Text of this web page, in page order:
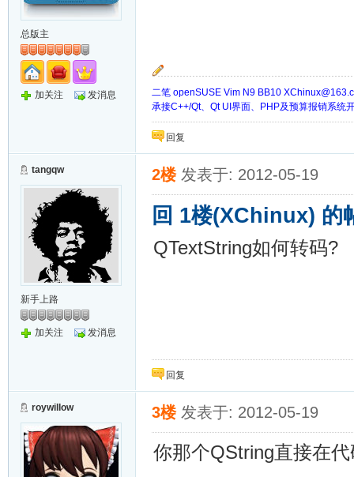
总版主
加关注 发消息 二笔 openSUSE Vim N9 BB10
承接C++/Qt、Qt UI界面、PHP及预算报销系统
回复
tangqw
新手上路
加关注 发消息
2楼 发表于: 2012-05-19
回 1楼(XChinux) 的
QTextString如何转码?
回复
roywillow 3楼 发表于: 2012-05-19
你那个QString直接在